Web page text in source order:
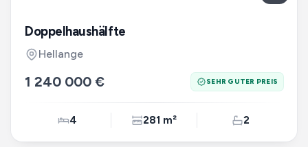
Doppelhaushälfte
Hellange
1 240 000 € SEHR GUTER PREIS
4 281 m² 2